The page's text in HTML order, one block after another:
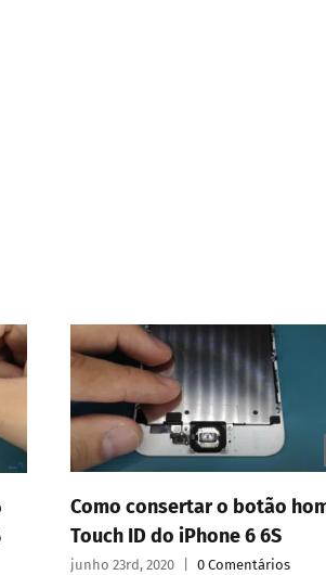
Como consertar o botão
Touch ID do iPhone 6 6S
junho 23rd, 2020 0 Comentários